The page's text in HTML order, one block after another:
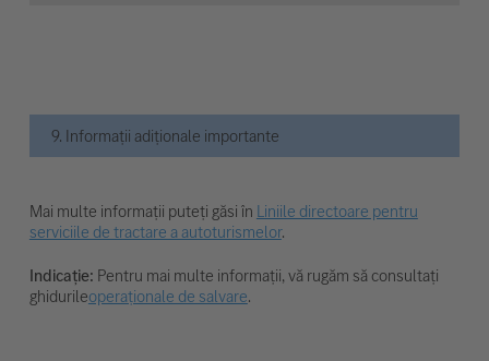
9. Informații adiționale importante
Mai multe informații puteți găsi în Liniile directoare pentru
serviciile de tractare a autoturismelor.
Indicație: Pentru mai multe informații, vă rugăm să consultați
ghidurileoperaționale de salvare.